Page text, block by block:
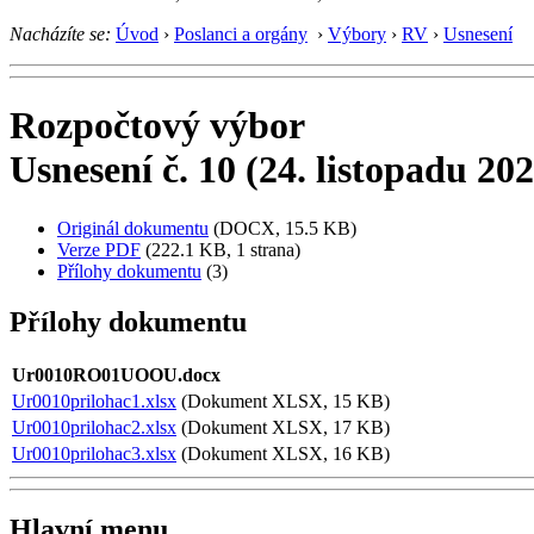
Nacházíte se: Úvod › Poslanci a orgány › Výbory › RV › Usnesení
Rozpočtový výbor
Usnesení č. 10 (24. listopadu
Originál dokumentu (DOCX, 15.5 KB)
Verze PDF (222.1 KB, 1 strana)
Přílohy dokumentu (3)
Přílohy dokumentu
Ur0010RO01UOOU.docx
Ur0010prilohac1.xlsx (Dokument XLSX, 15 KB)
Ur0010prilohac2.xlsx (Dokument XLSX, 17 KB)
Ur0010prilohac3.xlsx (Dokument XLSX, 16 KB)